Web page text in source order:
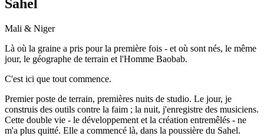
Sahel
Mali & Niger
Là où la graine a pris pour la première fois - et où sont nés, le même
jour, le géographe de terrain et l'Homme Baobab.
C'est ici que tout commence.
Premier poste de terrain, premières nuits de studio. Le jour, je
construis des outils contre la faim ; la nuit, j'enregistre des musiciens.
Cette double vie - le développement et la création entremêlés - ne
m'a plus quitté. Elle a commencé là, dans la poussière du Sahel.